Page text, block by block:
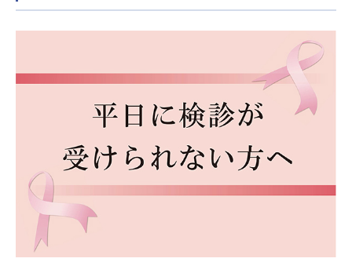
HOME
ご来院の方へ
病院案内
医療関係者の方へ